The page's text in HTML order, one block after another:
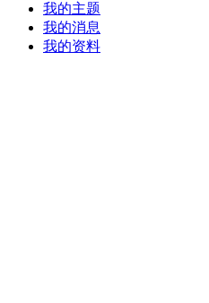
我的主题
我的消息
我的资料